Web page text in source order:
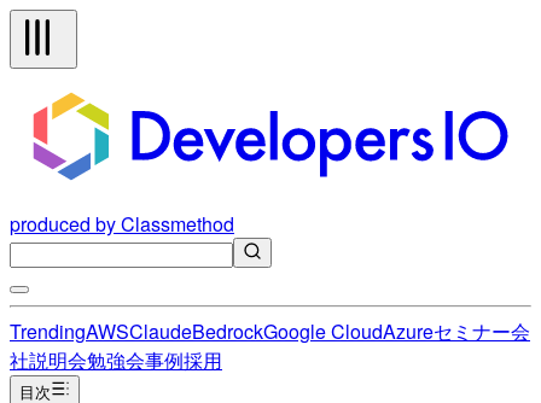
produced by Classmethod
TrendingAWSClaudeBedrockGoogle CloudAzureセミナー会
社説明会勉強会事例採用
目次